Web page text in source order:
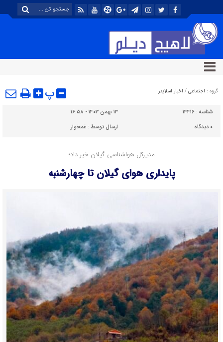
گروه : اجتماعی / اخبار اسلایدر پ
شناسه : ۱۳۴۱۶
۱۳ بهمن ۱۴۰۳ - ۱۶:۵۸
۰ دیدگاه ارسال توسط :غمخوار
مدیرکل هواشناسی گیلان خبر داد؛
پایداری هوای گیلان تا چهارشنبه